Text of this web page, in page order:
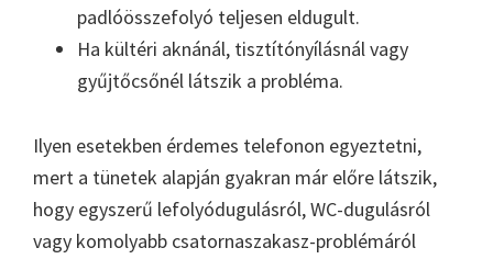
padlóösszefolyó teljesen eldugult.
Ha kültéri aknánál, tisztítónyílásnál vagy
gyűjtőcsőnél látszik a probléma.
Ilyen esetekben érdemes telefonon egyeztetni,
mert a tünetek alapján gyakran már előre látszik,
hogy egyszerű lefolyódugulásról, WC-dugulásról
vagy komolyabb csatornaszakasz-problémáról